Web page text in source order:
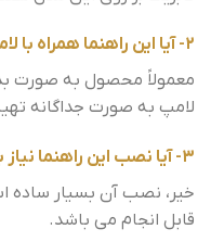
2- آیا این راهنما همراه با لامپ عرضه می شود؟
معمولاً محصول به صورت
لامپ به صورت جداگانه
3- آیا نصب این راهنما نیاز به تخصص دارد؟
خیر، نصب آن بسیار ساده
قابل انجام می باشد.